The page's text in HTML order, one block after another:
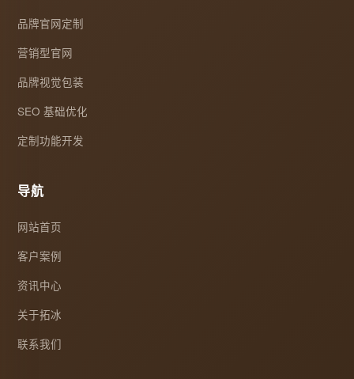
品牌官网定制
营销型官网
品牌视觉包装
SEO 基础优化
定制功能开发
导航
网站首页
客户案例
资讯中心
关于拓冰
联系我们